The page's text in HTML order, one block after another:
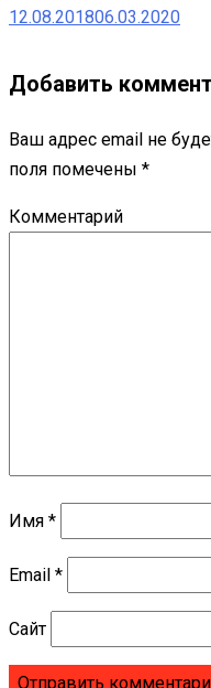
12.08.201806.03.2020
Добавить
Ваш адрес email не
поля помечены *
Комментарий
Имя *
Email *
Сайт